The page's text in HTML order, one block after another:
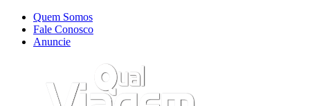
Quem Somos
Fale Conosco
Anuncie